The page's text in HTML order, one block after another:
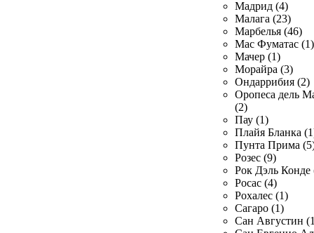
Мадрид (4)
Малага (23)
Марбелья (46)
Мас Фуматас (1)
Мачер (1)
Морайра (3)
Ондаррибия (2)
Оропеса дель
(2)
Пау (1)
Плайя Бланка
Пунта Прима
Розес (9)
Рок Дэль Конде
Росас (4)
Рохалес (1)
Сагаро (1)
Сан Августин